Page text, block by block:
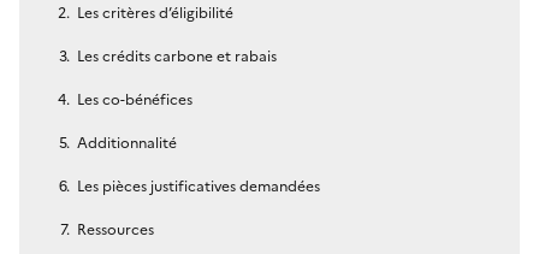
Les critères d’éligibilité
Les crédits carbone et rabais
Les co-bénéfices
Additionnalité
Les pièces justificatives demandées
Ressources